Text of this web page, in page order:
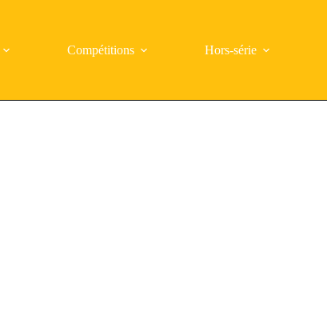
Compétitions Hors-série